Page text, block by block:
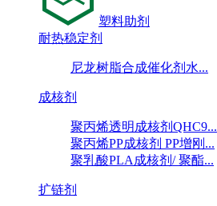
塑料助剂
耐热稳定剂
尼龙树脂合成催化剂水...
成核剂
聚丙烯透明成核剂QHC9...
聚丙烯PP成核剂 PP增刚...
聚乳酸PLA成核剂/ 聚酯...
扩链剂